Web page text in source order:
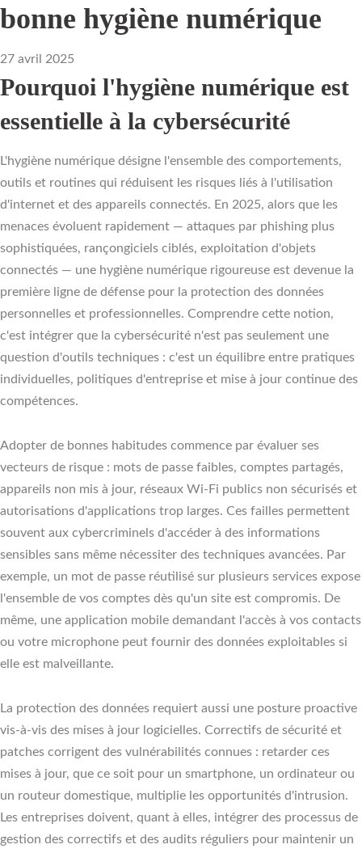
bonne hygiène numérique
27 avril 2025
Pourquoi l'hygiène numérique est
essentielle à la cybersécurité
L'hygiène numérique désigne l'ensemble des comportements,
outils et routines qui réduisent les risques liés à l'utilisation
d'internet et des appareils connectés. En 2025, alors que les
menaces évoluent rapidement — attaques par phishing plus
sophistiquées, rançongiciels ciblés, exploitation d'objets
connectés — une hygiène numérique rigoureuse est devenue la
première ligne de défense pour la protection des données
personnelles et professionnelles. Comprendre cette notion,
c'est intégrer que la cybersécurité n'est pas seulement une
question d'outils techniques : c'est un équilibre entre pratiques
individuelles, politiques d'entreprise et mise à jour continue des
compétences.
Adopter de bonnes habitudes commence par évaluer ses
vecteurs de risque : mots de passe faibles, comptes partagés,
appareils non mis à jour, réseaux Wi‑Fi publics non sécurisés et
autorisations d'applications trop larges. Ces failles permettent
souvent aux cybercriminels d'accéder à des informations
sensibles sans même nécessiter des techniques avancées. Par
exemple, un mot de passe réutilisé sur plusieurs services expose
l'ensemble de vos comptes dès qu'un site est compromis. De
même, une application mobile demandant l'accès à vos contacts
ou votre microphone peut fournir des données exploitables si
elle est malveillante.
La protection des données requiert aussi une posture proactive
vis‑à‑vis des mises à jour logicielles. Correctifs de sécurité et
patches corrigent des vulnérabilités connues : retarder ces
mises à jour, que ce soit pour un smartphone, un ordinateur ou
un routeur domestique, multiplie les opportunités d'intrusion.
Les entreprises doivent, quant à elles, intégrer des processus de
gestion des correctifs et des audits réguliers pour maintenir un